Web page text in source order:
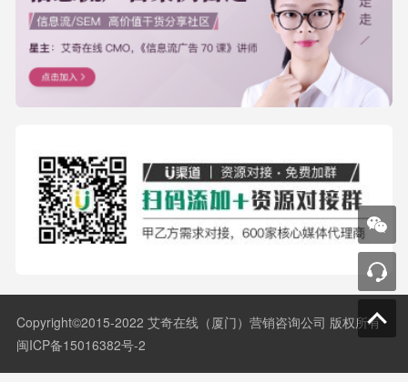
Copyright©2015-2022 艾奇在线（厦门）营销咨询公司 版权所有
闽ICP备15016382号-2